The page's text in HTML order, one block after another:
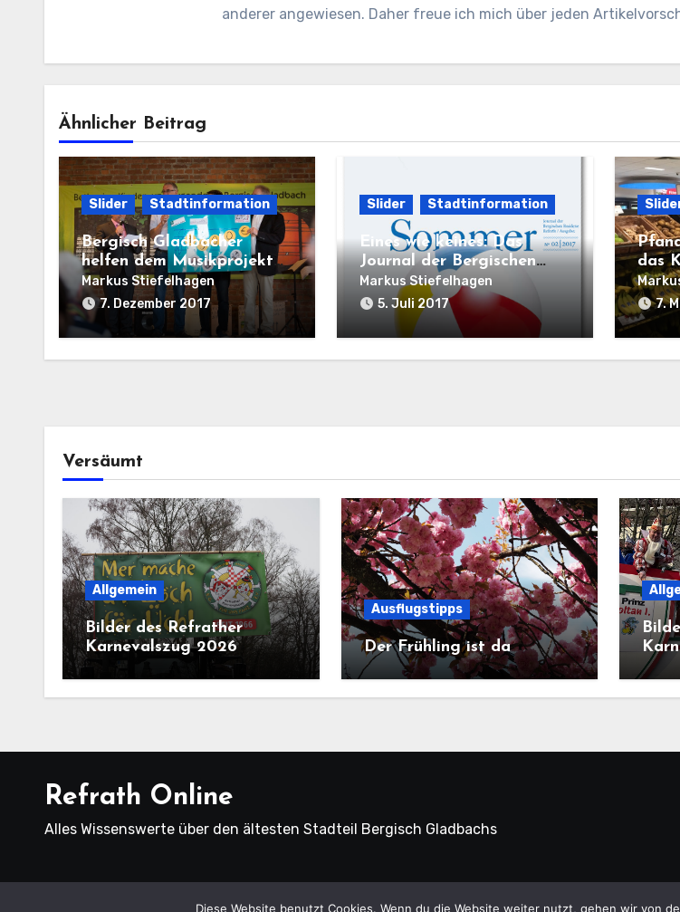
anderer angewiesen. Daher freue ich mich über jeden
Ähnlicher Beitrag
Slider Stadtinformation
Bergisch Gladbacher
helfen dem Musikprojekt
im Kinderdorf
Markus Stiefelhagen
7. Dezember 2017
Slider Stadtinformation
Eines wie keines: Das
Journal der Bergischen
Residenz Refrath.
Markus Stiefelhagen
5. Juli 2017
das
7.
Versäumt
Allgemein
Bilder des Refrather
Karnevalszug 2026
Ausflugstipps
Der Frühling ist da
Refrath Online
Alles Wissenswerte über den ältesten Stadteil Bergisch Gladbachs
Diese Website benutzt Cookies. Wenn du die Website weiter nutzt, gehen wir von